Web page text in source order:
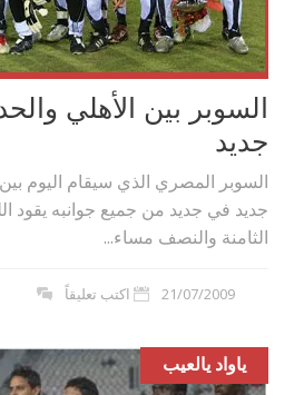
السوبر بين الأهلي
جديد
السوبر المصري الذي سيقام اليوم
جديد في جديد من جميع جوانبه يقود
الثامنة والنصف مساء...
21/07/2009 اكتب تعليقاً
ياواد يالعيب